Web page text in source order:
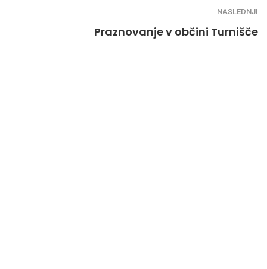
NASLEDNJI
Praznovanje v občini Turnišče